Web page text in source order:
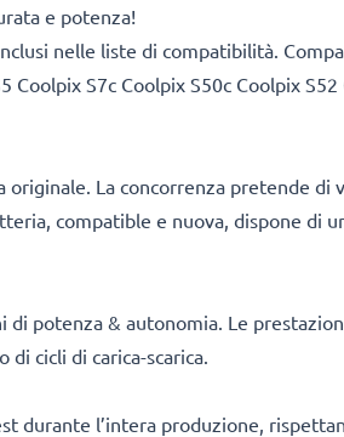
e potenza!
nelle liste di compatibilità.
Coolpix S7c Coolpix S50c Coolpix
originale. La concorrenza pretende
compatible e nuova, dispone di
potenza & autonomia. Le
cicli di carica-scarica.
durante l’intera produzione,